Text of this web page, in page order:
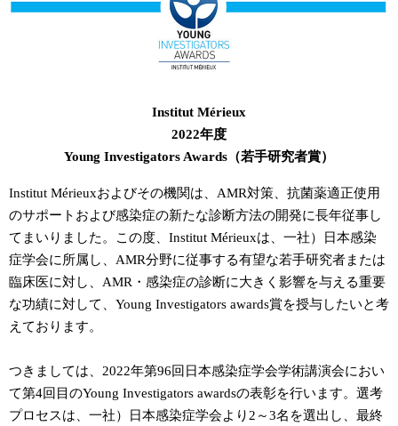
Institut Mérieux
2022年度
Young Investigators Awards（若手研究者賞）
Institut Mérieuxおよびその機関は、AMR対策、抗菌薬適正使用
のサポートおよび感染症の新たな診断方法の開発に長年従事し
てまいりました。この度、Institut Mérieuxは、一社）日本感染
症学会に所属し、AMR分野に従事する有望な若手研究者または
臨床医に対し、AMR・感染症の診断に大きく影響を与える重要
な功績に対して、Young Investigators awards賞を授与したいと考
えております。
つきましては、2022年第96回日本感染症学会学術講演会におい
て第4回目のYoung Investigators awardsの表彰を行います。選考
プロセスは、一社）日本感染症学会より2～3名を選出し、最終